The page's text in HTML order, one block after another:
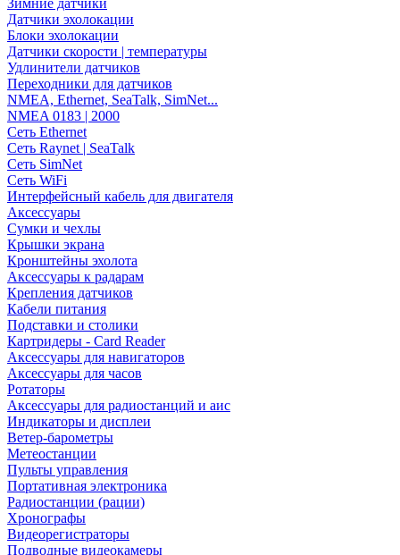
Зимние датчики
Датчики эхолокации
Блоки эхолокации
Датчики скорости | температуры
Удлинители датчиков
Переходники для датчиков
NMEA, Ethernet, SeaTalk, SimNet...
NMEA 0183 | 2000
Сеть Ethernet
Сеть Raynet | SeaTalk
Сеть SimNet
Сеть WiFi
Интерфейсный кабель для двигателя
Аксессуары
Сумки и чехлы
Крышки экрана
Кронштейны эхолота
Аксессуары к радарам
Крепления датчиков
Кабели питания
Подставки и столики
Картридеры - Card Reader
Аксессуары для навигаторов
Аксессуары для часов
Ротаторы
Аксессуары для радиостанций и аис
Индикаторы и дисплеи
Ветер-барометры
Метеостанции
Пульты управления
Портативная электроника
Радиостанции (рации)
Хронографы
Видеорегистраторы
Подводные видеокамеры